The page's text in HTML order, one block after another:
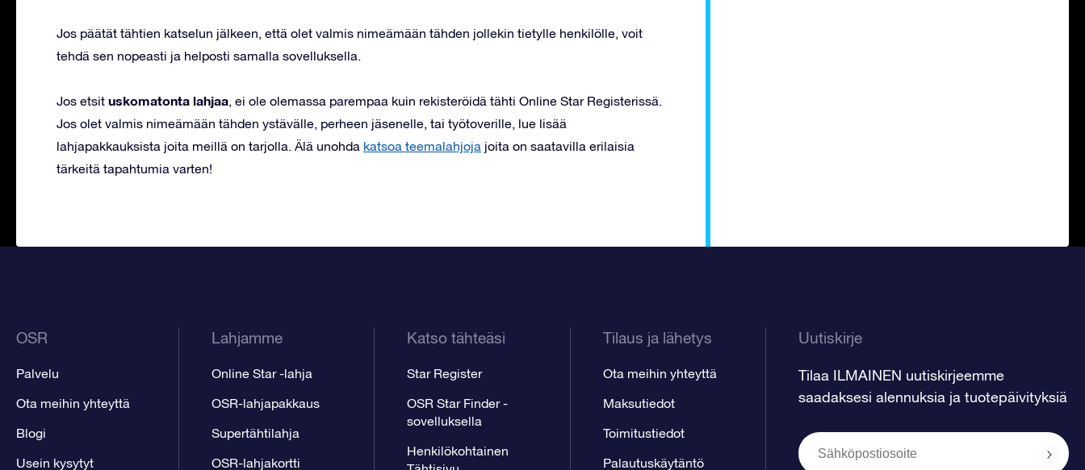
Jos päätät tähtien katselun jälkeen, että olet valmis nimeämään tähden jollekin tietylle henkilölle, voit
tehdä sen nopeasti ja helposti samalla sovelluksella.
Jos etsit uskomatonta lahjaa, ei ole olemassa parempaa kuin rekisteröidä tähti Online Star Registerissä.
Jos olet valmis nimeämään tähden ystävälle, perheen jäsenelle, tai työtoverille, lue lisää
lahjapakkauksista joita meillä on tarjolla. Älä unohda katsoa teemalahjoja joita on saatavilla erilaisia
tärkeitä tapahtumia varten!
OSR
Palvelu
Ota meihin yhteyttä
Blogi
Usein kysytyt
Lahjamme
Online Star -lahja
OSR-lahjapakkaus
Supertähtilahja
OSR-lahjakortti
Katso tähteäsi
Star Register
OSR Star Finder -
sovelluksella
Henkilökohtainen
Tilaus ja lähetys
Ota meihin yhteyttä
Maksutiedot
Toimitustiedot
Palautuskäytäntö
Uutiskirje
Tilaa ILMAINEN uutiskirjeemme
saadaksesi alennuksia ja tuotepäivityksiä